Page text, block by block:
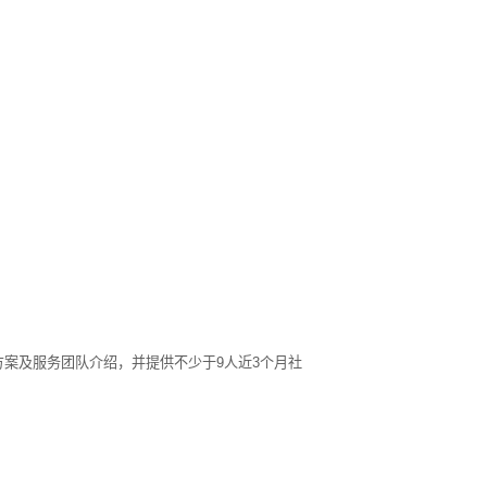
及服务团队介绍，并提供不少于9人近3个月社